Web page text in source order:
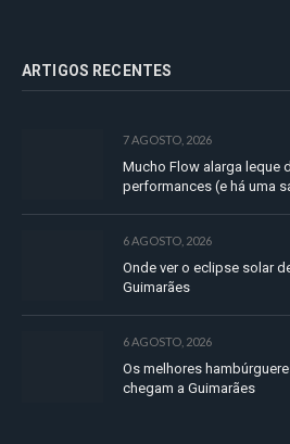
ARTIGOS RECENTES
7 AGOSTO, 2026
Mucho Flow alarga leque
performances (e há uma
6 AGOSTO, 2026
Onde ver o eclipse solar
Guimarães
6 AGOSTO, 2026
Os melhores
chegam a Guimarães